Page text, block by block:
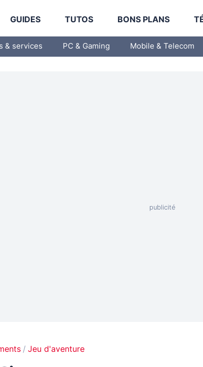
GUIDES TUTOS BONS PLANS
& services PC & Gaming Mobile & Telecom
Jeu d'aventure